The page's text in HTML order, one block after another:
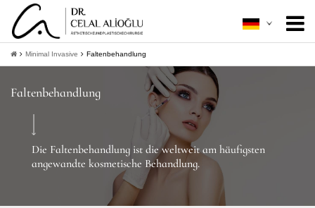
Über mich
Ästhetische Chirurgie
Minimal Invasive
Patientenleitfaden
Kontakt
Minimal Invasive Faltenbehandlung
Faltenbehandlung
Die Faltenbehandlung ist die weltweit am häufigsten
angewandte kosmetische Behandlung.